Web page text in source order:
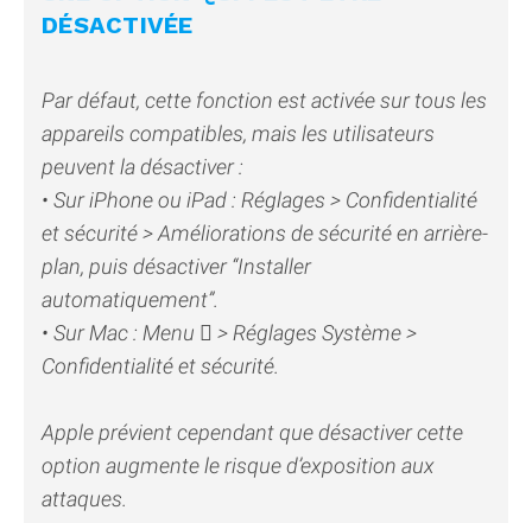
DÉSACTIVÉE
Par défaut, cette fonction est activée sur tous les
appareils compatibles, mais les utilisateurs
peuvent la désactiver :
• Sur iPhone ou iPad : Réglages > Confidentialité
et sécurité > Améliorations de sécurité en arrière-
plan, puis désactiver “Installer
automatiquement”.
• Sur Mac : Menu  > Réglages Système >
Confidentialité et sécurité.
Apple prévient cependant que désactiver cette
option augmente le risque d’exposition aux
attaques.